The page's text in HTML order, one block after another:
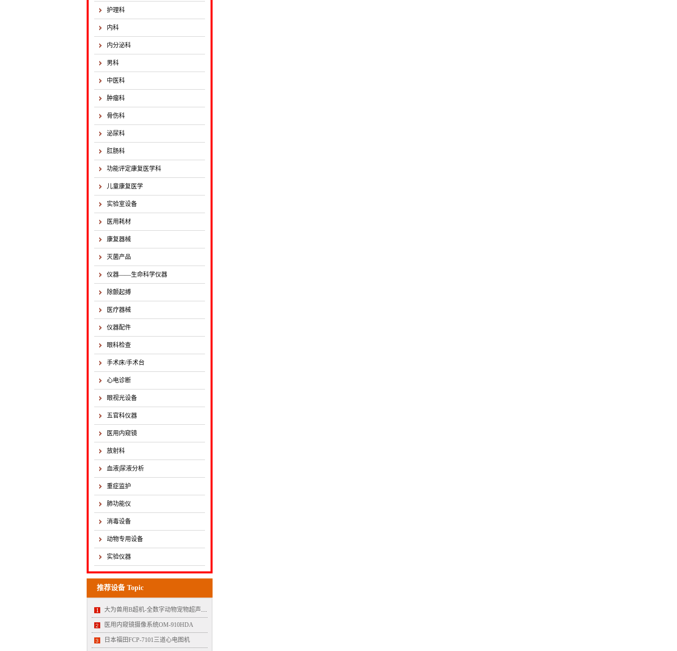
护理科
内科
内分泌科
男科
中医科
肿瘤科
骨伤科
泌尿科
肛肠科
功能评定康复医学科
儿童康复医学
实验室设备
医用耗材
康复器械
灭菌产品
仪器——生命科学仪器
除颤起搏
医疗器械
仪器配件
眼科检查
手术床/手术台
心电诊断
眼视光设备
五官科仪器
医用内窥镜
放射科
血液|尿液分析
重症监护
肺功能仪
消毒设备
动物专用设备
实验仪器
推荐设备 Topic
大为兽用B超机-全数字动物宠物超声诊断仪MT35
医用内窥镜摄像系统OM-910HDA
日本福田FCP-7101三道心电图机